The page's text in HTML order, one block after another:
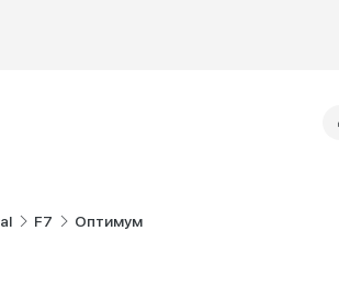
F7 Оптимум